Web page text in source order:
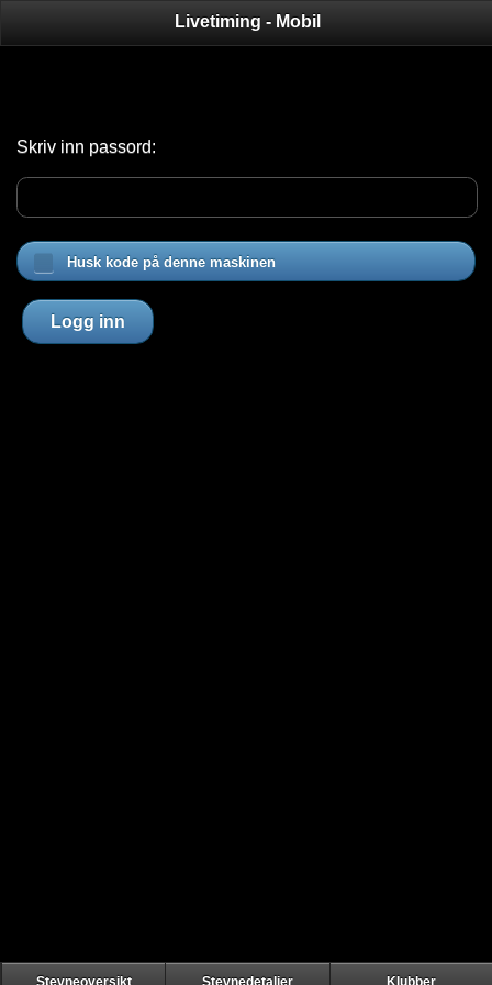
Livetiming - Mobil
Skriv inn passord:
Husk kode på denne maskinen
Logg inn
Stevneoversikt Stevnedetaljer Klubber